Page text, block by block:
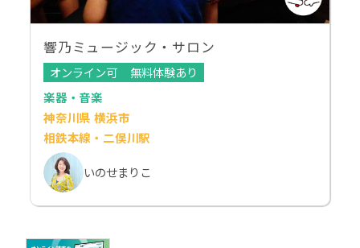
響乃ミュージック・サロン
オンライン可
無料体験あり
楽器・音楽
神奈川県 横浜市
相鉄本線・二俣川駅
いのせまりこ